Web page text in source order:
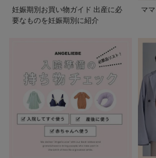
妊娠期別お買い物ガイド 出産に必
要なものを妊娠期別に紹介
マ